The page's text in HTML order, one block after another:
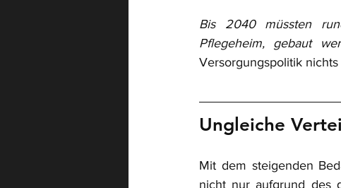
Bis 2040 müssten
Pflegeheim, gebaut
Versorgungspolitik
Ungleiche
Mit dem steigenden
nicht nur aufgrund des